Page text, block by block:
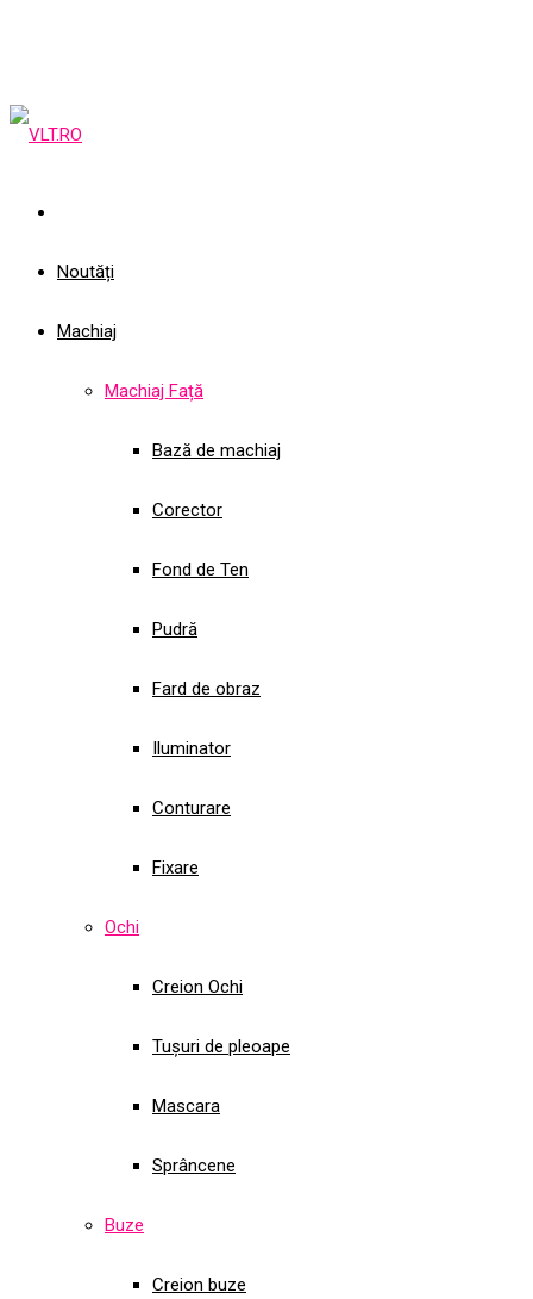
Noutăți
Machiaj
Machiaj Față
Bază de machiaj
Corector
Fond de Ten
Pudră
Fard de obraz
Iluminator
Conturare
Fixare
Ochi
Creion Ochi
Tușuri de pleoape
Mascara
Sprâncene
Buze
Creion buze